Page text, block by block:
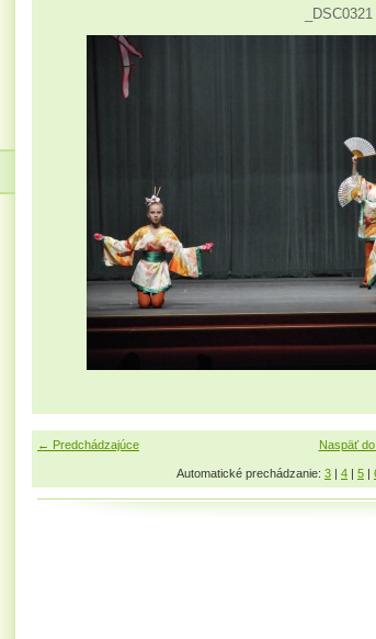
_DSC0321
← Predchádzajúce Naspäť
Automatické prechádzanie: 3 | 4 | 5 |